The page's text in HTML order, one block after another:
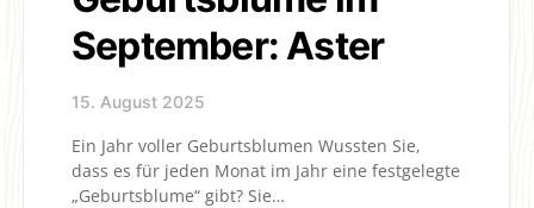
September: Aster
15. August 2025
Ein Jahr voller Geburtsblumen Wussten Sie,
dass es für jeden Monat im Jahr eine festgelegte
„Geburtsblume“ gibt? Sie…